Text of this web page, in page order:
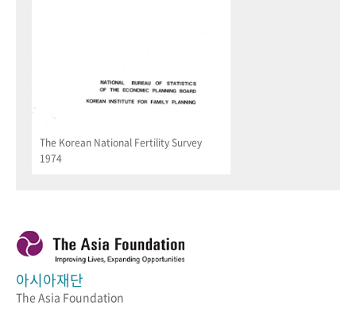
The Korean National Fertility Survey
1974
아시아재단
The Asia Foundation